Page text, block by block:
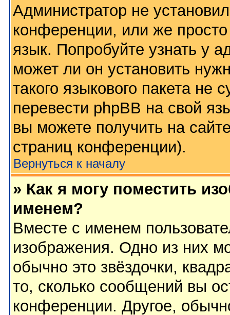
Администратор не
конференции, или же
язык. Попробуйте узнать у
может ли он установить
такого языкового пакета не
перевести phpBB на свой
вы можете получить на
страниц конференции).
Вернуться к началу
» Как я могу поместить
именем?
Вместе с именем
изображения. Одно из них
обычно это звёздочки,
то, сколько сообщений вы
конференции. Другое,